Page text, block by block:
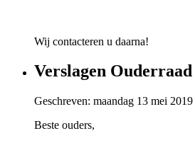
Wij contacteren u daarna!
Verslagen Ouderraad
Geschreven: maandag 13 mei
Beste ouders,